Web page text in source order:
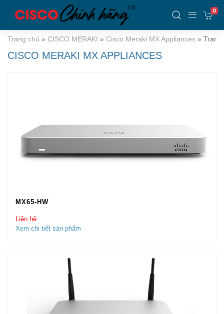
0
Trang chủ » CISCO MERAKI » Cisco Meraki MX Appliances » Trang
CISCO MERAKI MX APPLIANCES
MX65-HW
Liên hệ
Xem chi tiết sản phẩm